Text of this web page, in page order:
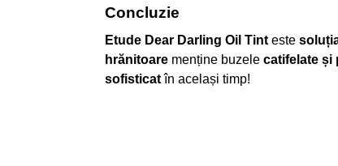
Concluzie
Etude Dear Darling Oil Tinteste
hrănitoaremenține buzele catifelate și
sofisticatîn același timp!